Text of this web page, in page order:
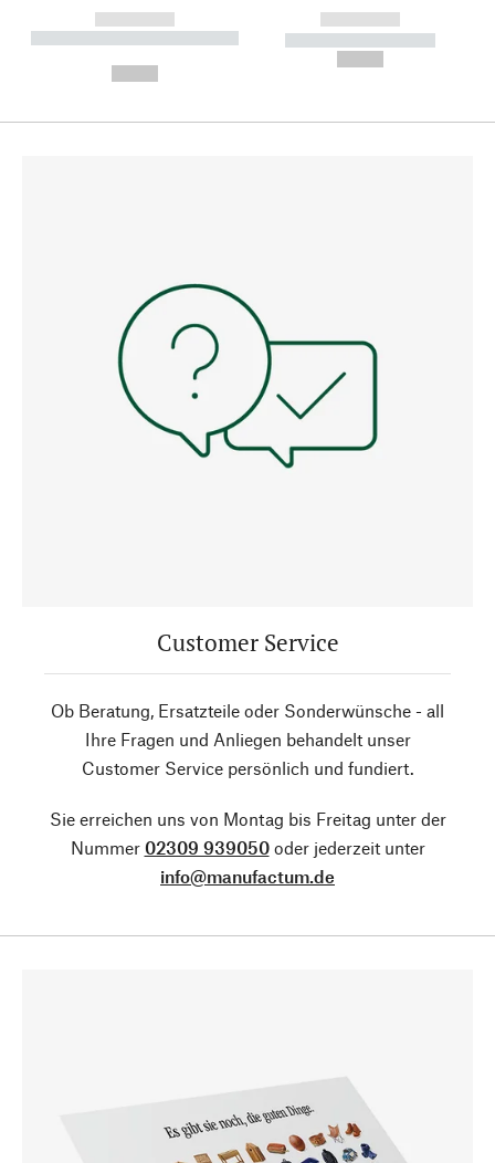
------------
----------- ----------- --------
------------
----------- -----------
Customer Service
Ob Beratung, Ersatzteile oder Sonderwünsche - all
Ihre Fragen und Anliegen behandelt unser
Customer Service persönlich und fundiert.
Sie erreichen uns von Montag bis Freitag unter der
Nummer 02309 939050oder jederzeit unter
info@manufactum.de